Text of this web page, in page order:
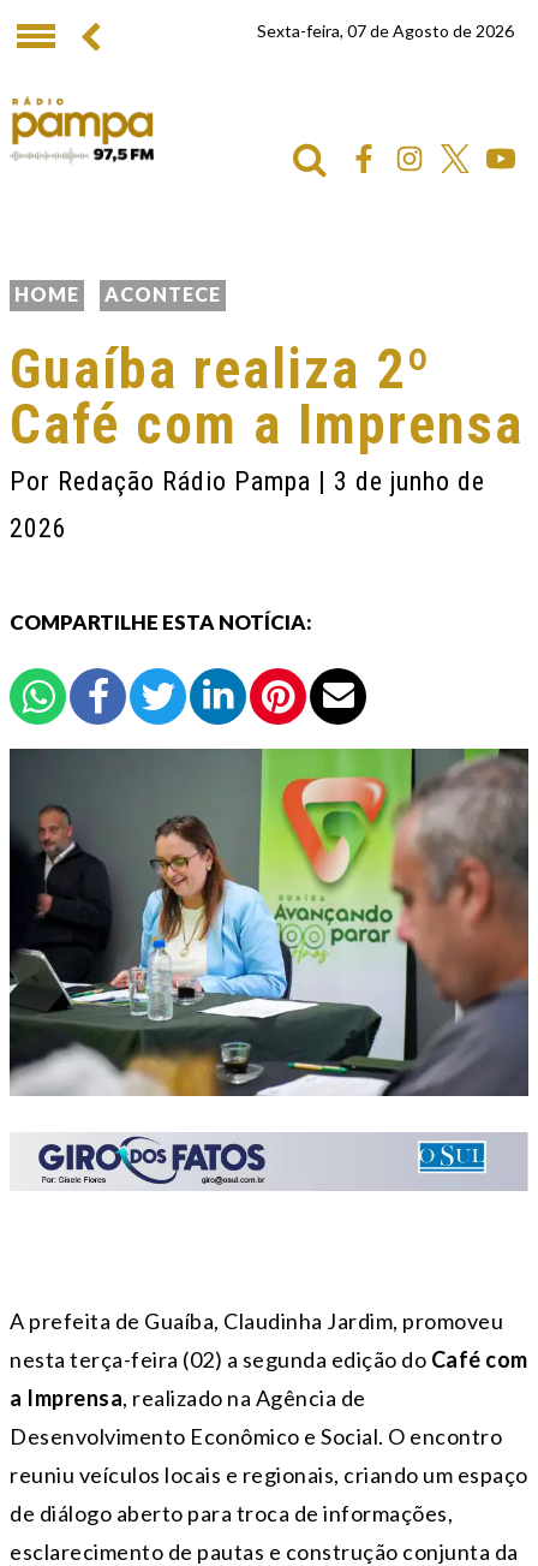
Sexta-feira, 07 de Agosto de 2026
HOME ACONTECE
Guaíba realiza 2º
Café com a Imprensa
Por Redação Rádio Pampa | 3 de junho de
2026
COMPARTILHE ESTA NOTÍCIA:
A prefeita de Guaíba, Claudinha Jardim, promoveu
nesta terça-feira (02) a segunda edição do Café com
a Imprensa, realizado na Agência de
Desenvolvimento Econômico e Social. O encontro
reuniu veículos locais e regionais, criando um espaço
de diálogo aberto para troca de informações,
esclarecimento de pautas e construção conjunta da